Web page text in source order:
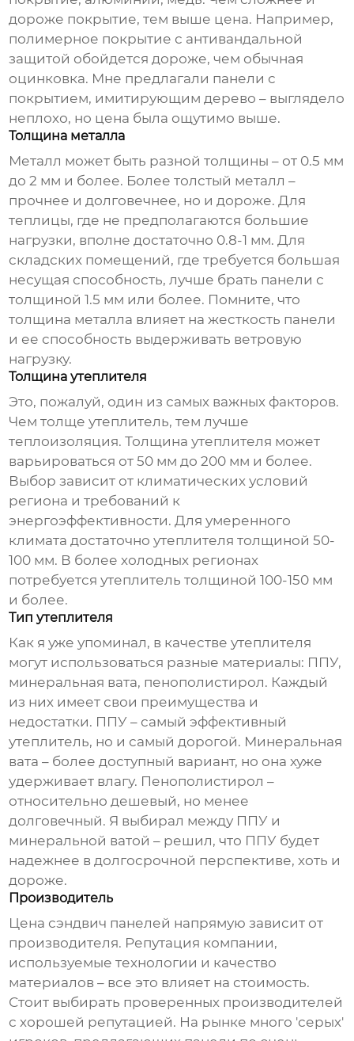
дороже покрытие, тем выше цена. Например,
полимерное покрытие с антивандальной
защитой обойдется дороже, чем обычная
оцинковка. Мне предлагали панели с
покрытием, имитирующим дерево – выглядело
неплохо, но цена была ощутимо выше.
Толщина металла
Металл может быть разной толщины – от 0.5 мм
до 2 мм и более. Более толстый металл –
прочнее и долговечнее, но и дороже. Для
теплицы, где не предполагаются большие
нагрузки, вполне достаточно 0.8-1 мм. Для
складских помещений, где требуется большая
несущая способность, лучше брать панели с
толщиной 1.5 мм или более. Помните, что
толщина металла влияет на жесткость панели
и ее способность выдерживать ветровую
нагрузку.
Толщина утеплителя
Это, пожалуй, один из самых важных факторов.
Чем толще утеплитель, тем лучше
теплоизоляция. Толщина утеплителя может
варьироваться от 50 мм до 200 мм и более.
Выбор зависит от климатических условий
региона и требований к
энергоэффективности. Для умеренного
климата достаточно утеплителя толщиной 50-
100 мм. В более холодных регионах
потребуется утеплитель толщиной 100-150 мм
и более.
Тип утеплителя
Как я уже упоминал, в качестве утеплителя
могут использоваться разные материалы: ППУ,
минеральная вата, пенополистирол. Каждый
из них имеет свои преимущества и
недостатки. ППУ – самый эффективный
утеплитель, но и самый дорогой. Минеральная
вата – более доступный вариант, но она хуже
удерживает влагу. Пенополистирол –
относительно дешевый, но менее
долговечный. Я выбирал между ППУ и
минеральной ватой – решил, что ППУ будет
надежнее в долгосрочной перспективе, хоть и
дороже.
Производитель
Цена сэндвич панелей напрямую зависит от
производителя. Репутация компании,
используемые технологии и качество
материалов – все это влияет на стоимость.
Стоит выбирать проверенных производителей
с хорошей репутацией. На рынке много 'серых'